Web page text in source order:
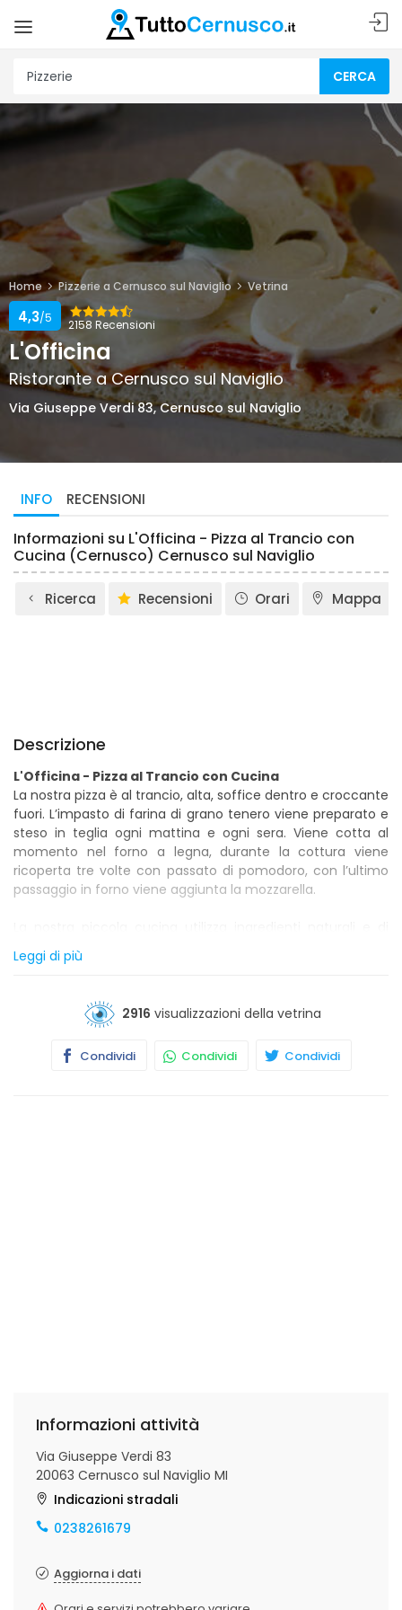
CERCA
Home Pizzerie a Cernusco sul Naviglio Vetrina
2158 Recensioni
4,3/5
L'Officina
Ristorante a Cernusco sul Naviglio
Via Giuseppe Verdi 83, Cernusco sul Naviglio
INFO RECENSIONI
Informazioni su L'Officina - Pizza al Trancio con
Cucina (Cernusco) Cernusco sul Naviglio
Ricerca Recensioni Orari Mappa
Descrizione
L'Officina - Pizza al Trancio con Cucina
La nostra pizza è al trancio, alta, soffice dentro e croccante
fuori. L’impasto di farina di grano tenero viene preparato e
steso in teglia ogni mattina e ogni sera. Viene cotta al
momento nel forno a legna, durante la cottura viene
ricoperta tre volte con passato di pomodoro, con l’ultimo
passaggio in forno viene aggiunta la mozzarella.
qualità, le pietanza sono preparate al momento secondo
ricette casalinghe e tradizionali della cucina italiana.
Abbiamo scelto per voi i Vini e le Birre che meglio si
accompagnano alle nostre pietanze. Prova anche i nostri
gastronomica da PadellaPazza. Dai nostri classici home
Leggi di più
2916 visualizzazioni della vetrina
Condividi Condividi Condividi
Informazioni attività
Via Giuseppe Verdi 83
20063 Cernusco sul Naviglio MI
Indicazioni stradali
0238261679
Aggiorna i dati